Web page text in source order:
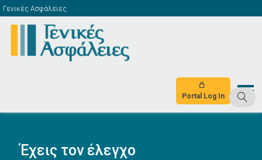
Γενικές Ασφάλειες
Portal Log In
Έχεις τον έλεγχο